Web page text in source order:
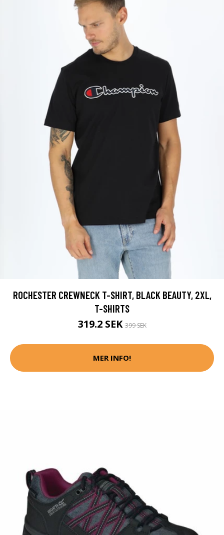
ROCHESTER CREWNECK T-SHIRT, BLACK BEAUTY, 2XL,
T-SHIRTS
319.2 SEK399 SEK
MER INFO!